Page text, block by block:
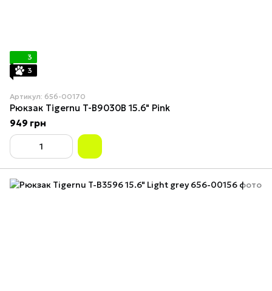
3
3
Артикул: 656-00170
Рюкзак Tigernu T-B9030B 15.6" Pink
949 грн